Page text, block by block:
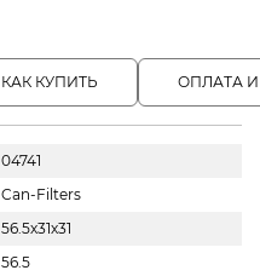
КАК КУПИТЬ ОПЛАТА
04741
Can-Filters
56.5х31х31
56.5